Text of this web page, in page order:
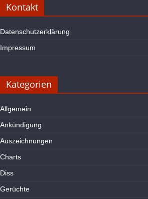
Kontakt
Datenschutzerklärung
Impressum
Kategorien
Allgemein
Ankündigung
Auszeichnungen
Charts
Diss
Gerüchte